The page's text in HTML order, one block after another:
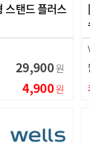
스탠드 플러스
29,900원
4,900원